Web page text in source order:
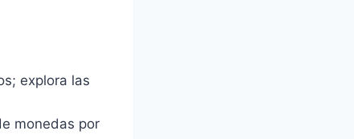
explora las
monedas por